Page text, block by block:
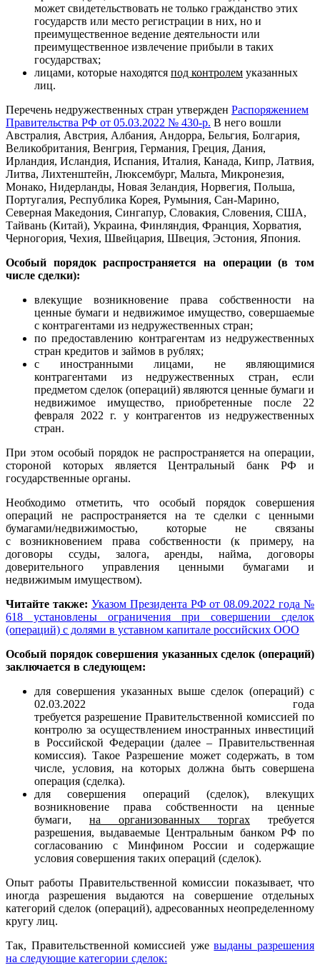
может свидетельствовать не только гражданство этих
государств или место регистрации в них, но и
преимущественное ведение деятельности или
преимущественное извлечение прибыли в таких
государствах;
лицами, которые находятся под контролем указанных
лиц.
Перечень недружественных стран утвержден Распоряжением
Правительства РФ от 05.03.2022 № 430-р. В него вошли
Австралия, Австрия, Албания, Андорра, Бельгия, Болгария,
Великобритания, Венгрия, Германия, Греция, Дания,
Ирландия, Исландия, Испания, Италия, Канада, Кипр, Латвия,
Литва, Лихтенштейн, Люксембург, Мальта, Микронезия,
Монако, Нидерланды, Новая Зеландия, Норвегия, Польша,
Португалия, Республика Корея, Румыния, Сан-Марино,
Северная Македония, Сингапур, Словакия, Словения, США,
Тайвань (Китай), Украина, Финляндия, Франция, Хорватия,
Черногория, Чехия, Швейцария, Швеция, Эстония, Япония.
Особый порядок распространяется на операции (в том
числе сделки):
влекущие возникновение права собственности на
ценные бумаги и недвижимое имущество, совершаемые
с контрагентами из недружественных стран;
по предоставлению контрагентам из недружественных
стран кредитов и займов в рублях;
с иностранными лицами, не являющимися
контрагентами из недружественных стран, если
предметом сделок (операций) являются ценные бумаги и
недвижимое имущество, приобретенные после 22
февраля 2022 г. у контрагентов из недружественных
стран.
При этом особый порядок не распространяется на операции,
стороной которых является Центральный банк РФ и
государственные органы.
Необходимо отметить, что особый порядок совершения
операций не распространяется на те сделки с ценными
бумагами/недвижимостью, которые не связаны
с возникновением права собственности (к примеру, на
договоры ссуды, залога, аренды, найма, договоры
доверительного управления ценными бумагами и
недвижимым имуществом).
Читайте также: Указом Президента РФ от 08.09.2022 года №
618 установлены ограничения при совершении сделок
(операций) с долями в уставном капитале российских ООО
Особый порядок совершения указанных сделок (операций)
заключается в следующем:
для совершения указанных выше сделок (операций) с
02.03.2022 года
требуется разрешение Правительственной комиссией по
контролю за осуществлением иностранных инвестиций
в Российской Федерации (далее – Правительственная
комиссия). Такое Разрешение может содержать, в том
числе, условия, на которых должна быть совершена
операция (сделка).
для совершения операций (сделок), влекущих
возникновение права собственности на ценные
бумаги, на организованных торгах требуется
разрешения, выдаваемые Центральным банком РФ по
согласованию с Минфином России и содержащие
условия совершения таких операций (сделок).
Опыт работы Правительственной комиссии показывает, что
иногда разрешения выдаются на совершение отдельных
категорий сделок (операций), адресованных неопределенному
кругу лиц.
Так, Правительственной комиссией ужевыданы разрешения
на следующие категории сделок: